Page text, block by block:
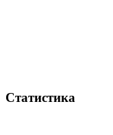
Статистика